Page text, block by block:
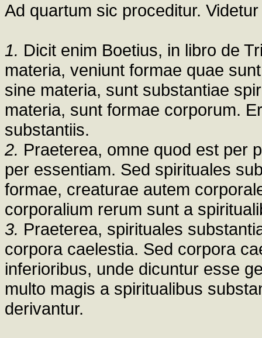
Ad quartum sic proceditur.
1. Dicit enim Boetius, in libro de
materia, veniunt formae quae
sine materia, sunt substantiae
materia, sunt formae corporum.
substantiis.
2. Praeterea, omne quod est per
per essentiam. Sed spirituales
formae, creaturae autem
corporalium rerum sunt a
3. Praeterea, spirituales
corpora caelestia. Sed corpora
inferioribus, unde dicuntur esse
multo magis a spiritualibus
derivantur.